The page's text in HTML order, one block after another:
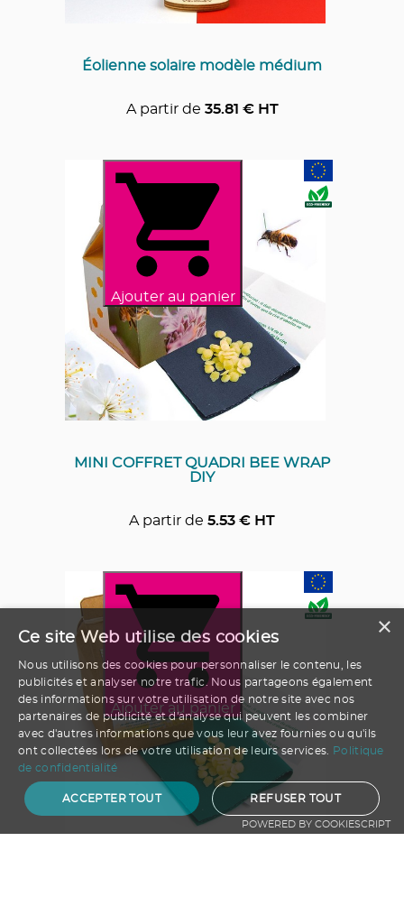
Éolienne solaire modèle médium
A partir de 35.81 € HT
Ajouter au panier
MINI COFFRET QUADRI BEE WRAP
DIY
A partir de 5.53 € HT
Ajouter au panier
×
Ce site Web utilise des cookies
Nous utilisons des cookies pour personnaliser le contenu, les
publicités et analyser notre trafic. Nous partageons également
des informations sur votre utilisation de notre site avec nos
partenaires de publicité et d'analyse qui peuvent les combiner
avec d'autres informations que vous leur avez fournies ou qu'ils
ont collectées lors de votre utilisation de leurs services.
Politique
de confidentialité
ACCEPTER TOUT REFUSER TOUT
POWERED BY COOKIESCRIPT